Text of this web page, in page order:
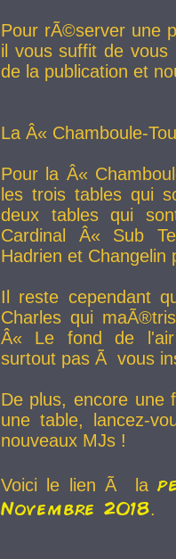
Pour rÃ©server une
il vous suffit de vous
de la publication et
La Â« Chamboule-
Pour la Â«
les trois tables qui
deux tables qui
Cardinal
Â« Sub
Hadrien et Changelin
Il reste cependant
Charles qui
Â« Le fond de
surtout pas Ã vous
De plus, encore une
une table, lancez-
nouveaux MJs !
Voici le lien Ã la
Novembre 2018.